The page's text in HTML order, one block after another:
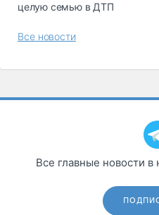
целую семью в ДТП
Все новости
Все главные новости